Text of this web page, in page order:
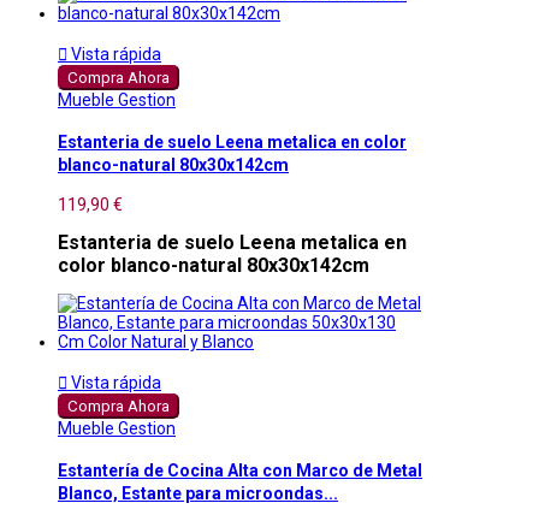
 Vista rápida
Compra Ahora
Mueble Gestion
Estanteria de suelo Leena metalica en color
blanco-natural 80x30x142cm
119,90 €
Estanteria de suelo Leena metalica en
color blanco-natural 80x30x142cm
 Vista rápida
Compra Ahora
Mueble Gestion
Estantería de Cocina Alta con Marco de Metal
Blanco, Estante para microondas...